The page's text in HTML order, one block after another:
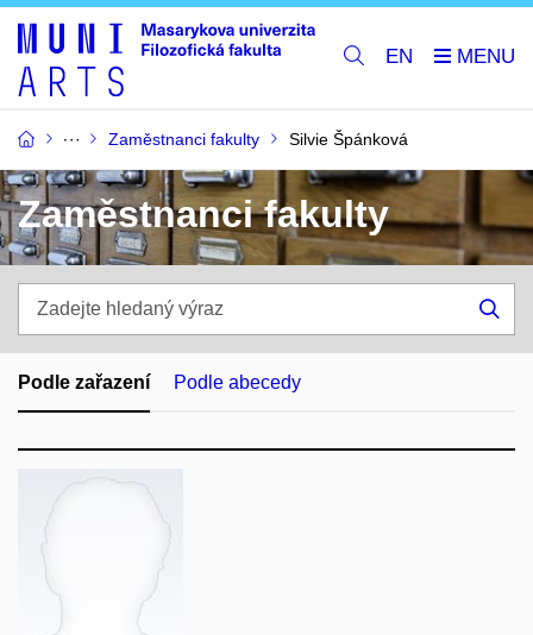
EN
Zaměstnanci fakulty Silvie Špánková
Zaměstnanci fakulty
hledaný
výraz
Podle zařazení Podle abecedy